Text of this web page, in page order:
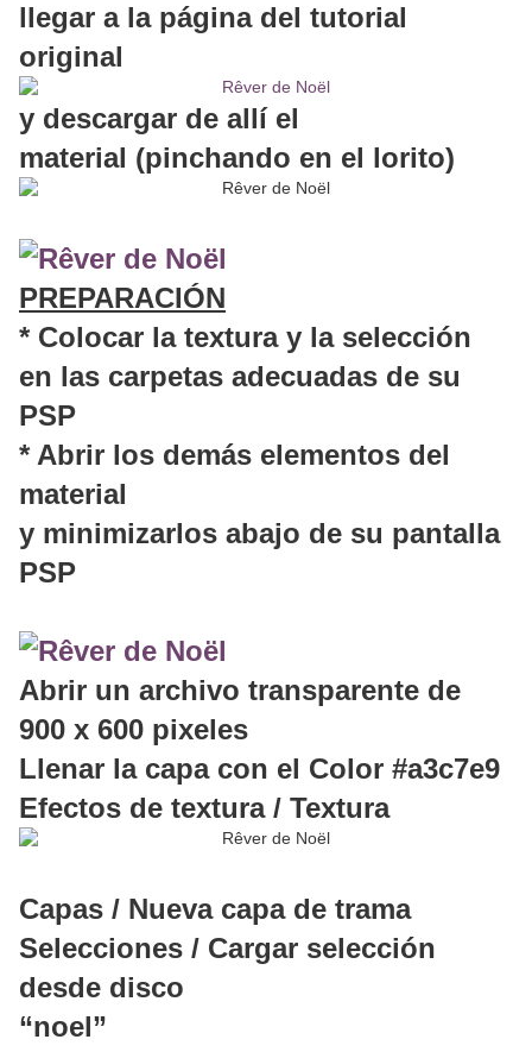
llegar a la página del tutorial
original
y descargar de allí el
material (pinchando en el lorito)
PREPARACIÓN
* Colocar la textura y la selección
en las carpetas adecuadas de su
PSP
* Abrir los demás elementos del
material
y minimizarlos abajo de su pantalla
PSP
Abrir un archivo transparente de
900 x 600 pixeles
Llenar la capa con el Color #a3c7e9
Efectos de textura / Textura
Capas / Nueva capa de trama
Selecciones / Cargar selección
desde disco
“noel”